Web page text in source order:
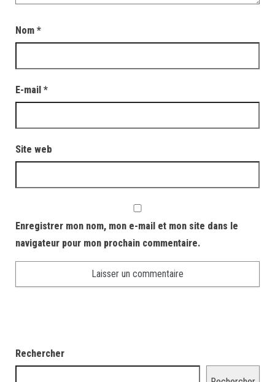
Nom *
E-mail *
Site web
Enregistrer mon nom, mon e-mail et mon site dans le
navigateur pour mon prochain commentaire.
Rechercher